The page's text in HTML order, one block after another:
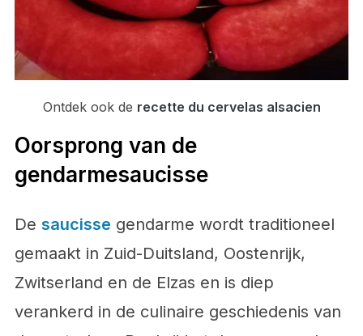
Ontdek ook de recette du cervelas alsacien
Oorsprong van de
gendarmesaucisse
De saucisse gendarme wordt traditioneel
gemaakt in Zuid-Duitsland, Oostenrijk,
Zwitserland en de Elzas en is diep
verankerd in de culinaire geschiedenis van